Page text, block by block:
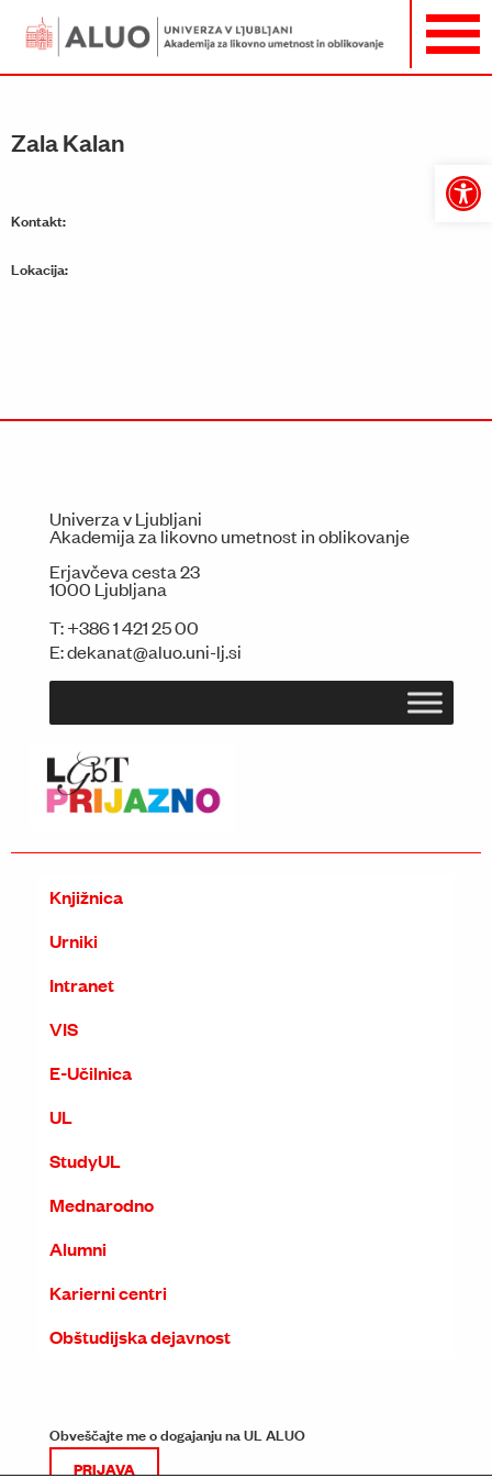
Open
toolbar
Zala Kalan
Kontakt:
Lokacija:
Univerza v Ljubljani
Akademija za likovno umetnost in oblikovanje
Erjavčeva cesta 23
1000 Ljubljana
T:+386 1 421 25 00
E:dekanat@aluo.uni-lj.si
Knjižnica
Urniki
Intranet
VIS
E-Učilnica
UL
StudyUL
Mednarodno
Alumni
Karierni centri
Obštudijska dejavnost
Obveščajte me o dogajanju na UL ALUO
PRIJAVA